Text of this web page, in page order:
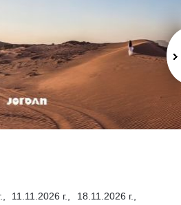
11.11.2026 г.,
18.11.2026 г.,